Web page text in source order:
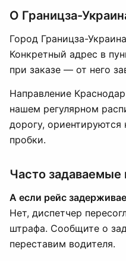
О Границза-
Город Границза-
Конкретный адрес в
при заказе — от него
Направление
нашем регулярном
дорогу,
пробки.
Часто задаваемые
А если рейс
Нет, диспетчер
штрафа. Сообщите о
переставим водителя.